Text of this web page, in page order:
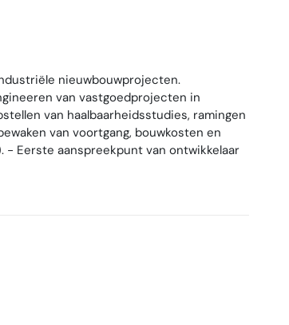
nieuwbouwprojecten.
van vastgoedprojecten in
van haalbaarheidsstudies, ramingen
van voortgang, bouwkosten en
- Eerste aanspreekpunt van ontwikkelaar